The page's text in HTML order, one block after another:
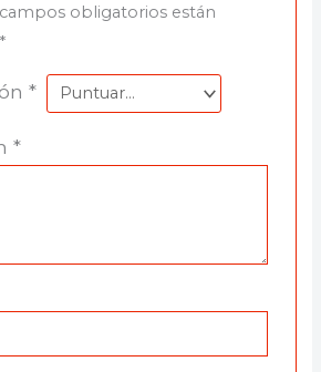
obligatorios están
*
*
*